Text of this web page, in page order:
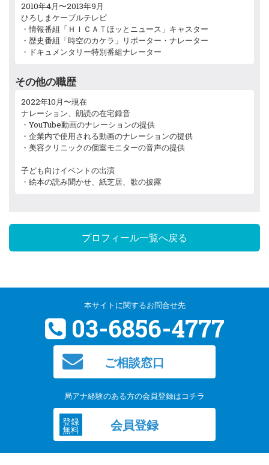
2010年4月〜2013年9月
ひろしまケーブルテレビ
・情報番組「ＨＩＣＡＴほッとニュース」キャスター
・歴史番組「時空のカケラ」リポーター・ナレーター
・ドキュメンタリー特別番組ナレーター
その他の職歴
2022年10月〜現在
ナレーション、朗読の在宅録音
・YouTube動画のナレーションの提供
・企業内で使用される動画のナレーションの提供
・美容クリニックの個室モニターの音声の提供
子ども向けイベントの出演
・絵本の読み聞かせ、紙芝居、歌の披露
プロフィール一覧へ戻る
本サイトに関するお問合せ先
03-6856-4777
ご相談窓口
局アナ経験のある方の会員登録はコチラ
登録
無料 会員登録